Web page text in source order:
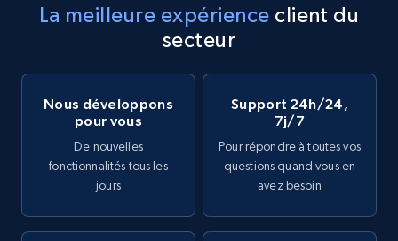
La meilleure expérience client du
secteur
Nous développons
pour vous
De nouvelles
fonctionnalités tous les
jours
Support 24h/24,
7j/7
Pour répondre à toutes vos
questions quand vous en
avez besoin